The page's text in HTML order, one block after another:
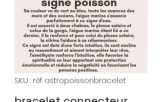
SKU : réf astropoissonbracelet